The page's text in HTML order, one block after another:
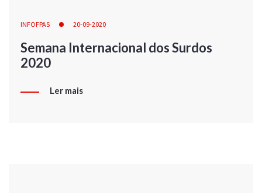
INFOFPAS 20-09-2020
Semana Internacional dos Surdos
2020
Ler mais